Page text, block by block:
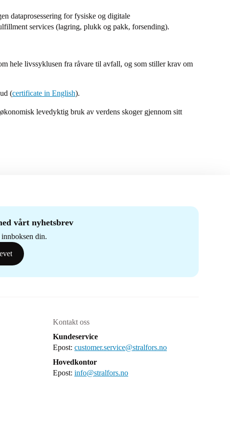
dataprosessering for fysiske og digitale
services (lagring, plukk og pakk, forsending).
hele livssyklusen fra råvare til avfall, og som stiller krav om
(certificate in English).
levedyktig bruk av verdens skoger gjennom sitt
vårt nyhetsbrev
din.
Kontakt oss
Kundeservice
Epost: customer.service@stralfors.no
Hovedkontor
Epost: info@stralfors.no